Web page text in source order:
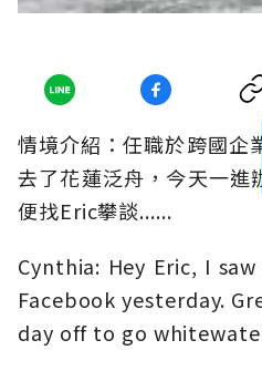
情境介紹：任職於跨國企
去了花蓮泛舟，今天一
便找Eric攀談......
Cynthia: Hey Eric, I
Facebook yesterday.
day off to go